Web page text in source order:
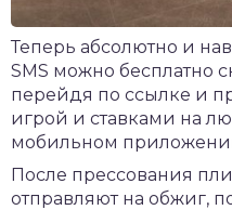
Теперь абсолютно и
SMS можно бесплатно
перейдя по ссылке и
игрой и ставками на
мобильном
После прессования
отправляют на обжиг,